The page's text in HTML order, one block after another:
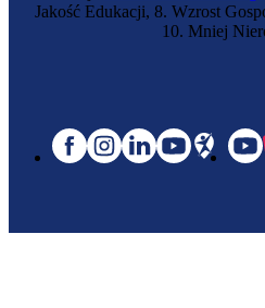
Jakość Edukacji, 8. Wzrost
10. Mniej